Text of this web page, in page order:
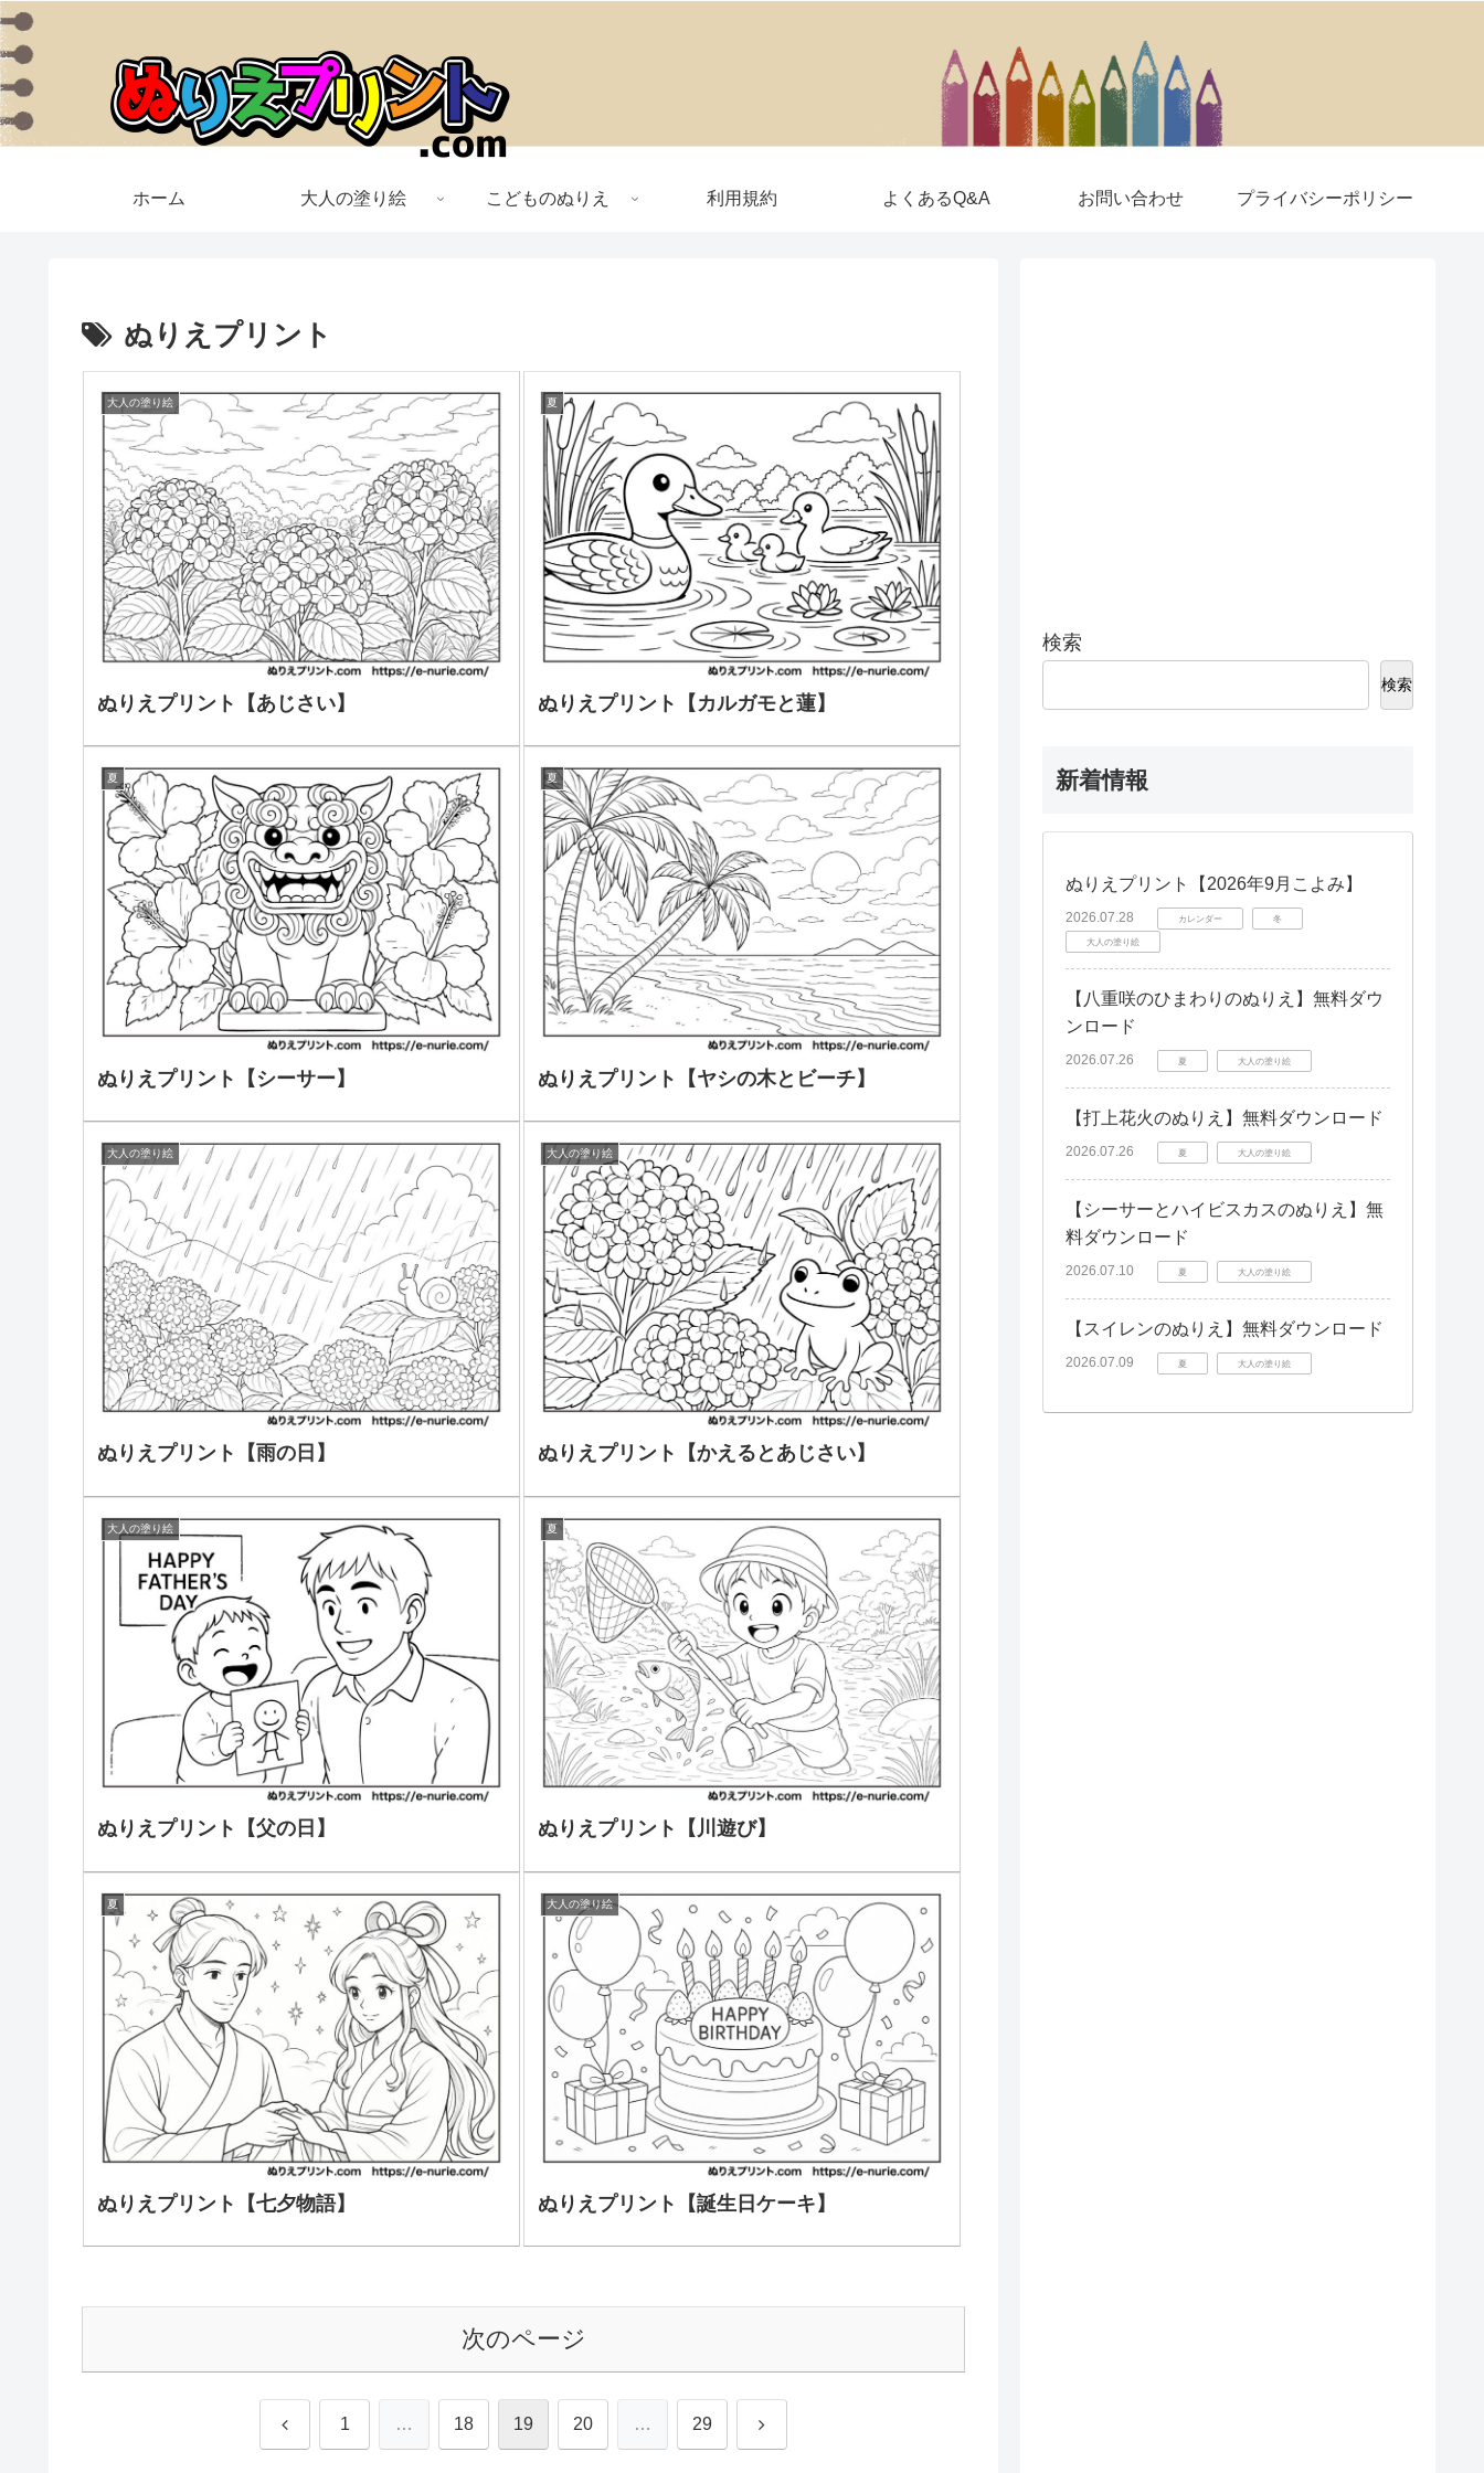
ホーム 大人の塗り絵 こどものぬりえ 利用規約 よくあるQ&A お問い合わせ プライバシーポリシー
ぬりえプリント
大人の塗り絵
ぬりえプリント【あじさい】
夏
ぬりえプリント【カルガモと蓮】
夏
ぬりえプリント【シーサー】
夏
ぬりえプリント【ヤシの木とビーチ】
大人の塗り絵
ぬりえプリント【雨の日】
大人の塗り絵
ぬりえプリント【かえるとあじさい】
大人の塗り絵
ぬりえプリント【父の日】
夏
ぬりえプリント【川遊び】
夏
ぬりえプリント【七夕物語】
大人の塗り絵
ぬりえプリント【誕生日ケーキ】
次のページ
前 1 … 18 19 20 … 29 次
検索
検索
新着情報
ぬりえプリント【2026年9月こよみ】
2026.07.28 カレンダー 冬
大人の塗り絵
【八重咲のひまわりのぬりえ】無料ダウ
ンロード
2026.07.26 夏 大人の塗り絵
【打上花火のぬりえ】無料ダウンロード
2026.07.26 夏 大人の塗り絵
【シーサーとハイビスカスのぬりえ】無
料ダウンロード
2026.07.10 夏 大人の塗り絵
【スイレンのぬりえ】無料ダウンロード
2026.07.09 夏 大人の塗り絵